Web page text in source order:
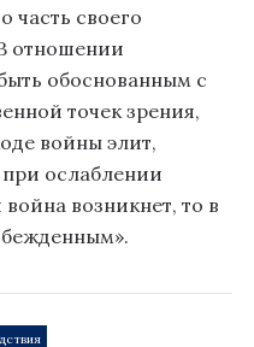
часть своего
отношении
обоснованным с
точек зрения,
войны элит,
ослаблении
возникнет, то в